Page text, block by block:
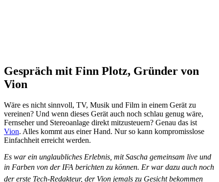
Gespräch mit Finn Plotz, Gründer von
Vion
Wäre es nicht sinnvoll, TV, Musik und Film in einem Gerät zu
vereinen? Und wenn dieses Gerät auch noch schlau genug wäre,
Fernseher und Stereoanlage direkt mitzusteuern? Genau das ist
Vion. Alles kommt aus einer Hand. Nur so kann kompromisslose
Einfachheit erreicht werden.
Es war ein unglaubliches Erlebnis, mit Sascha gemeinsam live und
in Farben von der IFA berichten zu können. Er war dazu auch noch
der erste Tech-Redakteur, der Vion jemals zu Gesicht bekommen